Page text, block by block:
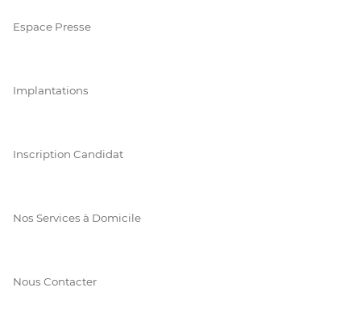
Espace Presse
Implantations
Inscription Candidat
Nos Services à Domicile
Nous Contacter